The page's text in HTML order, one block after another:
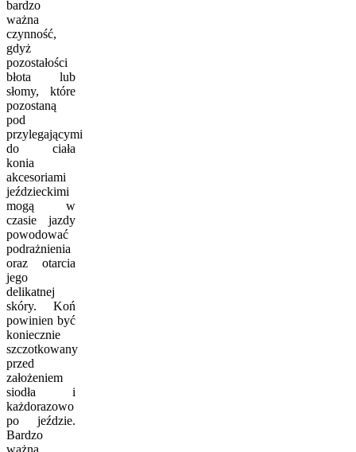
bardzo
ważna
czynność,
gdyż
pozostałości
błota lub
słomy, które
pozostaną
pod
przylegającymi
do ciała
konia
akcesoriami
jeździeckimi
mogą w
czasie jazdy
powodować
podrażnienia
oraz otarcia
jego
delikatnej
skóry. Koń
powinien być
koniecznie
szczotkowany
przed
założeniem
siodła i
każdorazowo
po jeździe.
Bardzo
ważną